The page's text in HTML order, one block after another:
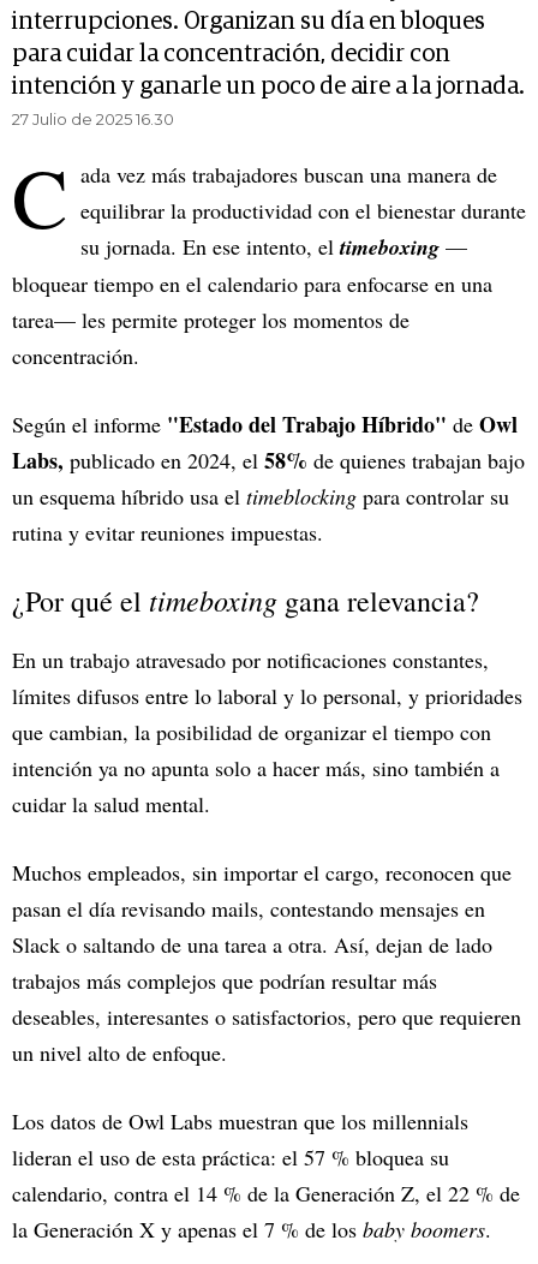
interrupciones. Organizan su día en bloques
para cuidar la concentración, decidir con
intención y ganarle un poco de aire a la jornada.
27 Julio de 2025 16.30
C ada vez más trabajadores buscan una manera de
equilibrar la productividad con el bienestar durante
su jornada. En ese intento, el timeboxing —
bloquear tiempo en el calendario para enfocarse en una
tarea— les permite proteger los momentos de
concentración.
Según el informe "Estado del Trabajo Híbrido" de Owl
Labs, publicado en 2024, el 58% de quienes trabajan bajo
un esquema híbrido usa el timeblocking para controlar su
rutina y evitar reuniones impuestas.
¿Por qué el timeboxing gana relevancia?
En un trabajo atravesado por notificaciones constantes,
límites difusos entre lo laboral y lo personal, y prioridades
que cambian, la posibilidad de organizar el tiempo con
intención ya no apunta solo a hacer más, sino también a
cuidar la salud mental.
Muchos empleados, sin importar el cargo, reconocen que
pasan el día revisando mails, contestando mensajes en
Slack o saltando de una tarea a otra. Así, dejan de lado
trabajos más complejos que podrían resultar más
deseables, interesantes o satisfactorios, pero que requieren
un nivel alto de enfoque.
Los datos de Owl Labs muestran que los millennials
lideran el uso de esta práctica: el 57 % bloquea su
calendario, contra el 14 % de la Generación Z, el 22 % de
la Generación X y apenas el 7 % de los baby boomers.